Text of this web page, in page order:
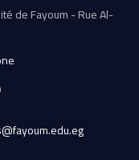
de Fayoum - Rue Al-